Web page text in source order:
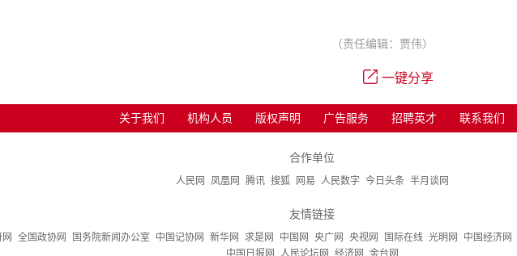
（责任编辑：贾伟）
一键分享
关于我们 机构人员 版权声明 广告服务 招聘英才 联系我们
合作单位
人民网 凤凰网 腾讯 搜狐 网易 人民数字 今日头条 半月谈网
友情链接
全国政协网 国务院新闻办公室 中国记协网 新华网 求是网 中国网 央广网 央视网 国际在线 光明网 中国经济网